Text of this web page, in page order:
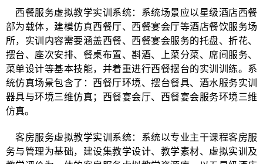
西餐服务虚拟教学实训系统：系统场景应以星级酒店西餐
部为载体，建模仿真西餐厅、西餐宴会厅等酒店餐饮服务场
所，实训内容需要涵盖西餐、西餐宴会服务的托盘、折花、
摆台、座次安排、餐桌布置、斟酒、上菜分菜、席间服务、
菜单设计等基本技能，并着重进行西餐摆台的实训训练。系
统仿真场景包含了：西餐厅环境、摆台餐具、酒水服务实训
器具与环境三维仿真；西餐宴会厅、西餐宴会服务环境三维
仿真。
客房服务虚拟教学实训系统：系统以专业主干课程客房服
务与管理为基础，建设集教学设计、教学素材、虚拟实训及